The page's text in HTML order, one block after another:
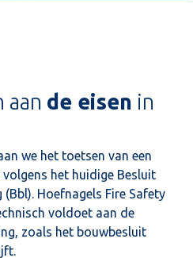
aan de eisen in
we het toetsen van een
het huidige Besluit
Hoefnagels Fire Safety
voldoet aan de
zoals het bouwbesluit